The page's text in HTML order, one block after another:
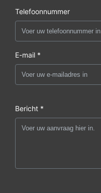
Telefoonnummer
E-mail *
Bericht *